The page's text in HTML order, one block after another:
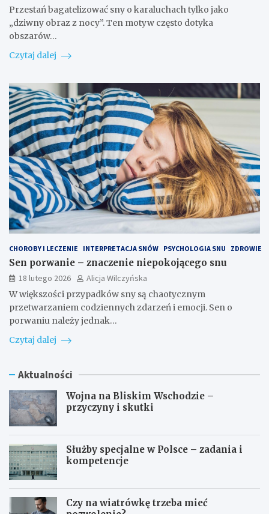
Przestań bagatelizować sny o karaluchach tylko jako
„dziwny obraz z nocy”. Ten motyw często dotyka
obszarów…
Czytaj dalej
CHOROBY I LECZENIE INTERPRETACJA SNÓW PSYCHOLOGIA SNU ZDROWIE
Sen porwanie – znaczenie niepokojącego snu
18 lutego 2026
Alicja Wilczyńska
W większości przypadków sny są chaotycznym
przetwarzaniem codziennych zdarzeń i emocji. Sen o
porwaniu należy jednak…
Czytaj dalej
Aktualności
Wojna na Bliskim Wschodzie –
przyczyny i skutki
Służby specjalne w Polsce – zadania i
kompetencje
Czy na wiatrówkę trzeba mieć